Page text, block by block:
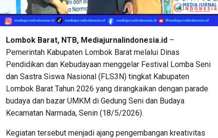
Lombok Barat, NTB, Mediajurnalindonesia.id –
Pemerintah Kabupaten Lombok Barat melalui Dinas
Pendidikan dan Kebudayaan menggelar Festival Lomba Seni
dan Sastra Siswa Nasional (FLS3N) tingkat Kabupaten
Lombok Barat Tahun 2026 yang dirangkaikan dengan parade
budaya dan bazar UMKM di Gedung Seni dan Budaya
Kecamatan Narmada, Senin (18/5/2026).
Kegiatan tersebut menjadi ajang pengembangan kreativitas